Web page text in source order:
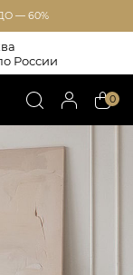
— 60%
России
0